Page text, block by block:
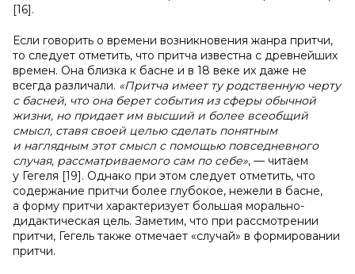
[16].
Если говорить о времени возникновения жанра притчи,
то следует отметить, что притча известна с древнейших
времен. Она близка к басне и в 18 веке их даже не
всегда различали. «Притча имеет ту родственную черту
с басней, что она берет события из сферы обычной
жизни, но придает им высший и более всеобщий
смысл, ставя своей целью сделать понятным
и наглядным этот смысл с помощью повседневного
случая, рассматриваемого сам по себе», — читаем
у Гегеля [19]. Однако при этом следует отметить, что
содержание притчи более глубокое, нежели в басне,
а форму притчи характеризует большая морально-
дидактическая цель. Заметим, что при рассмотрении
притчи, Гегель также отмечает «случай» в формировании
притчи.